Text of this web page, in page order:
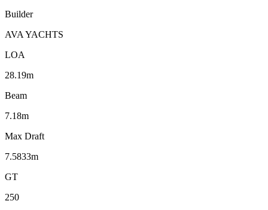
Builder
AVA YACHTS
LOA
28.19m
Beam
7.18m
Max Draft
7.5833m
GT
250